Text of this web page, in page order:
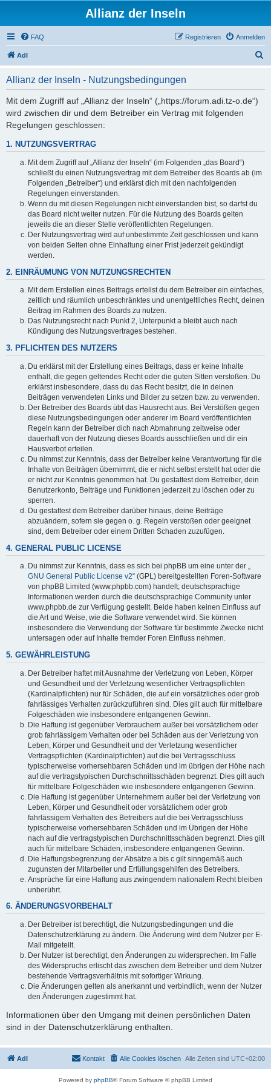
Allianz der Inseln
FAQ Anmelden
Registrieren
AdI
Allianz der Inseln - Nutzungsbedingungen
Mit dem Zugriff auf „Allianz der Inseln“ („https://forum.adi.tz-o.de“)
wird zwischen dir und dem Betreiber ein Vertrag mit folgenden
Regelungen geschlossen:
1. NUTZUNGSVERTRAG
Mit dem Zugriff auf „Allianz der Inseln“ (im Folgenden „das Board“)
schließt du einen Nutzungsvertrag mit dem Betreiber des Boards ab (im
Folgenden „Betreiber“) und erklärst dich mit den nachfolgenden
Regelungen einverstanden.
Wenn du mit diesen Regelungen nicht einverstanden bist, so darfst du
das Board nicht weiter nutzen. Für die Nutzung des Boards gelten
jeweils die an dieser Stelle veröffentlichten Regelungen.
Der Nutzungsvertrag wird auf unbestimmte Zeit geschlossen und kann
von beiden Seiten ohne Einhaltung einer Frist jederzeit gekündigt
werden.
2. EINRÄUMUNG VON NUTZUNGSRECHTEN
Mit dem Erstellen eines Beitrags erteilst du dem Betreiber ein einfaches,
zeitlich und räumlich unbeschränktes und unentgeltliches Recht, deinen
Beitrag im Rahmen des Boards zu nutzen.
Das Nutzungsrecht nach Punkt 2, Unterpunkt a bleibt auch nach
Kündigung des Nutzungsvertrages bestehen.
3. PFLICHTEN DES NUTZERS
Du erklärst mit der Erstellung eines Beitrags, dass er keine Inhalte
enthält, die gegen geltendes Recht oder die guten Sitten verstoßen. Du
erklärst insbesondere, dass du das Recht besitzt, die in deinen
Beiträgen verwendeten Links und Bilder zu setzen bzw. zu verwenden.
Der Betreiber des Boards übt das Hausrecht aus. Bei Verstößen gegen
diese Nutzungsbedingungen oder anderer im Board veröffentlichten
Regeln kann der Betreiber dich nach Abmahnung zeitweise oder
dauerhaft von der Nutzung dieses Boards ausschließen und dir ein
Hausverbot erteilen.
Du nimmst zur Kenntnis, dass der Betreiber keine Verantwortung für die
Inhalte von Beiträgen übernimmt, die er nicht selbst erstellt hat oder die
er nicht zur Kenntnis genommen hat. Du gestattest dem Betreiber, dein
Benutzerkonto, Beiträge und Funktionen jederzeit zu löschen oder zu
sperren.
Du gestattest dem Betreiber darüber hinaus, deine Beiträge
abzuändern, sofern sie gegen o. g. Regeln verstoßen oder geeignet
sind, dem Betreiber oder einem Dritten Schaden zuzufügen.
4. GENERAL PUBLIC LICENSE
Du nimmst zur Kenntnis, dass es sich bei phpBB um eine unter der „
GNU General Public License v2“ (GPL) bereitgestellten Foren-Software
von phpBB Limited (www.phpbb.com) handelt; deutschsprachige
Informationen werden durch die deutschsprachige Community unter
www.phpbb.de zur Verfügung gestellt. Beide haben keinen Einfluss auf
die Art und Weise, wie die Software verwendet wird. Sie können
insbesondere die Verwendung der Software für bestimmte Zwecke nicht
untersagen oder auf Inhalte fremder Foren Einfluss nehmen.
5. GEWÄHRLEISTUNG
Der Betreiber haftet mit Ausnahme der Verletzung von Leben, Körper
und Gesundheit und der Verletzung wesentlicher Vertragspflichten
(Kardinalpflichten) nur für Schäden, die auf ein vorsätzliches oder grob
fahrlässiges Verhalten zurückzuführen sind. Dies gilt auch für mittelbare
Folgeschäden wie insbesondere entgangenen Gewinn.
Die Haftung ist gegenüber Verbrauchern außer bei vorsätzlichem oder
grob fahrlässigem Verhalten oder bei Schäden aus der Verletzung von
Leben, Körper und Gesundheit und der Verletzung wesentlicher
Vertragspflichten (Kardinalpflichten) auf die bei Vertragsschluss
typischerweise vorhersehbaren Schäden und im übrigen der Höhe nach
auf die vertragstypischen Durchschnittsschäden begrenzt. Dies gilt auch
für mittelbare Folgeschäden wie insbesondere entgangenen Gewinn.
Die Haftung ist gegenüber Unternehmern außer bei der Verletzung von
Leben, Körper und Gesundheit oder vorsätzlichem oder grob
fahrlässigem Verhalten des Betreibers auf die bei Vertragsschluss
typischerweise vorhersehbaren Schäden und im Übrigen der Höhe
nach auf die vertragstypischen Durchschnittsschäden begrenzt. Dies gilt
auch für mittelbare Schäden, insbesondere entgangenen Gewinn.
Die Haftungsbegrenzung der Absätze a bis c gilt sinngemäß auch
zugunsten der Mitarbeiter und Erfüllungsgehilfen des Betreibers.
Ansprüche für eine Haftung aus zwingendem nationalem Recht bleiben
unberührt.
6. ÄNDERUNGSVORBEHALT
Der Betreiber ist berechtigt, die Nutzungsbedingungen und die
Datenschutzerklärung zu ändern. Die Änderung wird dem Nutzer per E-
Mail mitgeteilt.
Der Nutzer ist berechtigt, den Änderungen zu widersprechen. Im Falle
des Widerspruchs erlischt das zwischen dem Betreiber und dem Nutzer
bestehende Vertragsverhältnis mit sofortiger Wirkung.
Die Änderungen gelten als anerkannt und verbindlich, wenn der Nutzer
den Änderungen zugestimmt hat.
Informationen über den Umgang mit deinen persönlichen Daten
sind in der Datenschutzerklärung enthalten.
AdI Alle Zeiten sind UTC+02:00
Alle Cookies löschen
Kontakt
Powered by phpBB® Forum Software © phpBB Limited